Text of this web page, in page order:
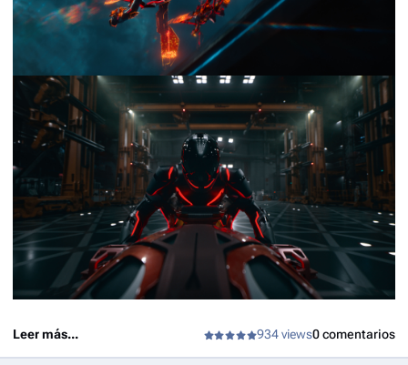
Leer más... 934 views0 comentarios